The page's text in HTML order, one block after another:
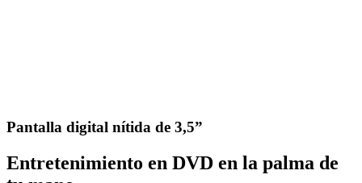
Pantalla digital nítida de 3,5”
Entretenimiento en DVD en la palma de